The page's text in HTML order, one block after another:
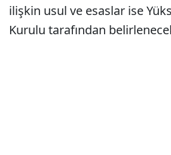
ilişkin usul ve esaslar ise
Kurulu tarafından